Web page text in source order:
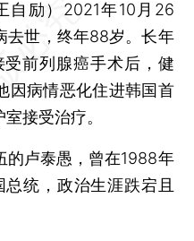
自励） 2021年10月26
去世，终年88岁。长年
前列腺癌手术后，健
因病情恶化住进韩国首
接受治疗。
卢泰愚，曾在1988年
统，政治生涯跌宕且